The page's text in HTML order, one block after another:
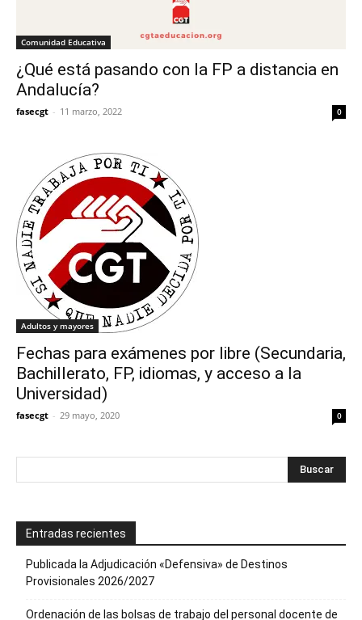
Comunidad Educativa
¿Qué está pasando con la FP a distancia en
Andalucía?
fasecgt - 11 marzo, 2022 0
Adultos y mayores
Fechas para exámenes por libre (Secundaria,
Bachillerato, FP, idiomas, y acceso a la
Universidad)
fasecgt - 29 mayo, 2020 0
Entradas recientes
Publicada la Adjudicación «Defensiva» de Destinos
Provisionales 2026/2027
Ordenación de las bolsas de trabajo del personal docente de